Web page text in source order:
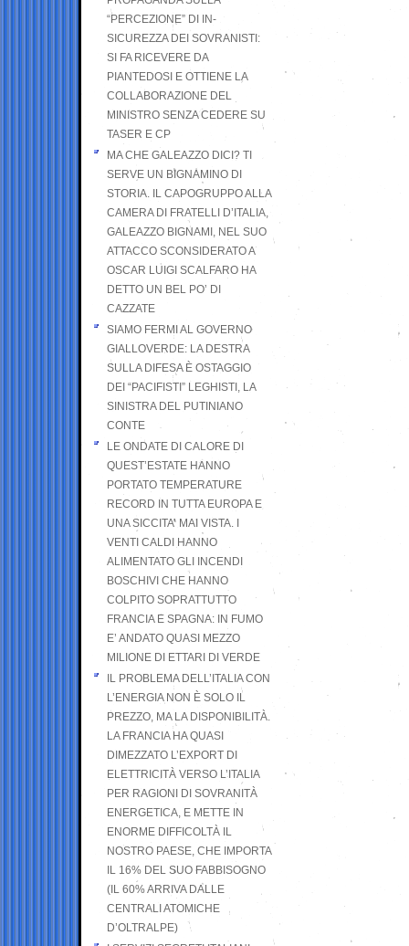
“PERCEZIONE” DI IN-
SICUREZZA DEI SOVRANISTI:
SI FA RICEVERE DA
PIANTEDOSI E OTTIENE LA
COLLABORAZIONE DEL
MINISTRO SENZA CEDERE SU
TASER E CP
MA CHE GALEAZZO DICI? TI
SERVE UN BIGNAMINO DI
STORIA. IL CAPOGRUPPO ALLA
CAMERA DI FRATELLI D’ITALIA,
GALEAZZO BIGNAMI, NEL SUO
ATTACCO SCONSIDERATO A
OSCAR LUIGI SCALFARO HA
DETTO UN BEL PO’ DI
CAZZATE
SIAMO FERMI AL GOVERNO
GIALLOVERDE: LA DESTRA
SULLA DIFESA È OSTAGGIO
DEI “PACIFISTI” LEGHISTI, LA
SINISTRA DEL PUTINIANO
CONTE
LE ONDATE DI CALORE DI
QUEST’ESTATE HANNO
PORTATO TEMPERATURE
RECORD IN TUTTA EUROPA E
UNA SICCITA’ MAI VISTA. I
VENTI CALDI HANNO
ALIMENTATO GLI INCENDI
BOSCHIVI CHE HANNO
COLPITO SOPRATTUTTO
FRANCIA E SPAGNA: IN FUMO
E’ ANDATO QUASI MEZZO
MILIONE DI ETTARI DI VERDE
IL PROBLEMA DELL’ITALIA CON
L’ENERGIA NON È SOLO IL
PREZZO, MA LA DISPONIBILITÀ.
LA FRANCIA HA QUASI
DIMEZZATO L’EXPORT DI
ELETTRICITÀ VERSO L’ITALIA
PER RAGIONI DI SOVRANITÀ
ENERGETICA, E METTE IN
ENORME DIFFICOLTÀ IL
NOSTRO PAESE, CHE IMPORTA
IL 16% DEL SUO FABBISOGNO
(IL 60% ARRIVA DALLE
CENTRALI ATOMICHE
D’OLTRALPE)